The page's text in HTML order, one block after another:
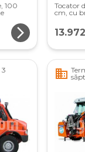
100
arrow_forward_ios
Tocator
cm, cu
business